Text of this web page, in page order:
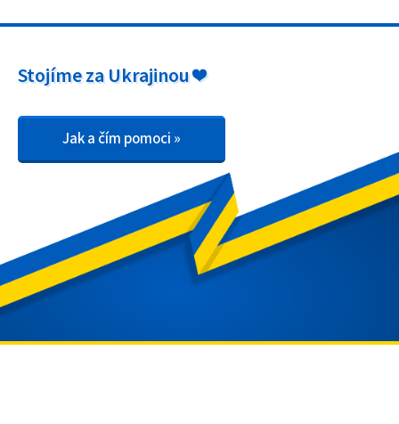
Stojíme za Ukrajinou ❤️
Jak a čím pomoci »